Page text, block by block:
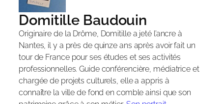
Domitille Baudouin
Originaire de la Drôme, Domitille a jeté l’ancre à
Nantes, il y a près de quinze ans après avoir fait un
tour de France pour ses études et ses activités
professionnelles. Guide conférencière, médiatrice et
chargée de projets culturels, elle a appris à
connaître la ville de fond en comble ainsi que son